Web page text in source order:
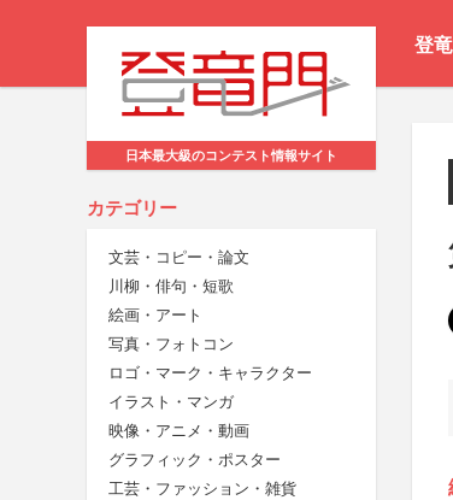
登
日本最大級のコンテスト情報サイト
カテゴリー
文芸・コピー・論文
川柳・俳句・短歌
絵画・アート
写真・フォトコン
ロゴ・マーク・キャラクター
イラスト・マンガ
映像・アニメ・動画
グラフィック・ポスター
工芸・ファッション・雑貨